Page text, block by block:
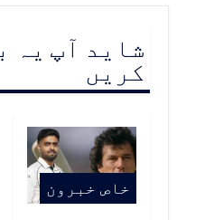
شاید آپ یہ
کریں
خاص خبرون